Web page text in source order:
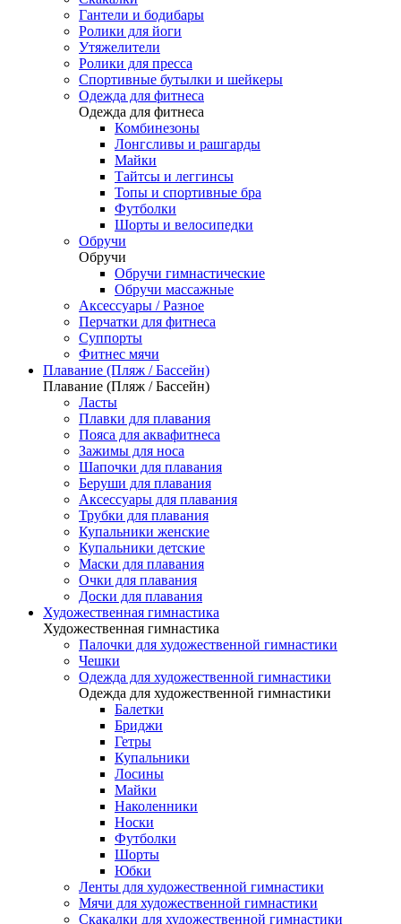
Гантели и бодибары
Ролики для йоги
Утяжелители
Ролики для пресса
Спортивные бутылки и шейкеры
Одежда для фитнеса
Одежда для фитнеса
Комбинезоны
Лонгсливы и рашгарды
Майки
Тайтсы и леггинсы
Топы и спортивные бра
Футболки
Шорты и велосипедки
Обручи
Обручи
Обручи гимнастические
Обручи массажные
Аксессуары / Разное
Перчатки для фитнеса
Суппорты
Фитнес мячи
Плавание (Пляж / Бассейн)
Плавание (Пляж / Бассейн)
Ласты
Плавки для плавания
Пояса для аквафитнеса
Зажимы для носа
Шапочки для плавания
Беруши для плавания
Аксессуары для плавания
Трубки для плавания
Купальники женские
Купальники детские
Маски для плавания
Очки для плавания
Доски для плавания
Художественная гимнастика
Художественная гимнастика
Палочки для художественной гимнастики
Чешки
Одежда для художественной гимнастики
Одежда для художественной гимнастики
Балетки
Бриджи
Гетры
Купальники
Лосины
Майки
Наколенники
Носки
Футболки
Шорты
Юбки
Ленты для художественной гимнастики
Мячи для художественной гимнастики
Скакалки для художественной гимнастики